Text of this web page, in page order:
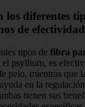
los diferentes
de
tipos de fibra
psyllium, es
pelo, mientras que
en la
tienen sus